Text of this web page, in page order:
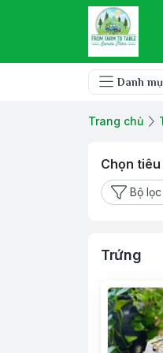
Danh
Trang chủ
Chọn
Bộ lọc
Trứng